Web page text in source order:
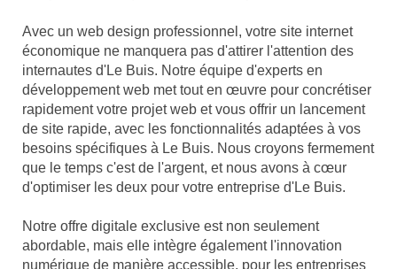
Avec un web design professionnel, votre site internet
économique ne manquera pas d'attirer l'attention des
internautes d'Le Buis. Notre équipe d'experts en
développement web met tout en œuvre pour concrétiser
rapidement votre projet web et vous offrir un lancement
de site rapide, avec les fonctionnalités adaptées à vos
besoins spécifiques à Le Buis. Nous croyons fermement
que le temps c'est de l'argent, et nous avons à cœur
d'optimiser les deux pour votre entreprise d'Le Buis.
Notre offre digitale exclusive est non seulement
abordable, mais elle intègre également l'innovation
numérique de manière accessible, pour les entreprises